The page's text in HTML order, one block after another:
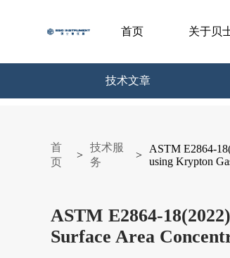
首页 关于贝
技术文章
首
页
>
技术服
务
>
ASTM E2864-
using Krypton
ASTM E2864-
Surface Area